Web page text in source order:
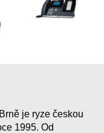
je ryze českou
1995. Od